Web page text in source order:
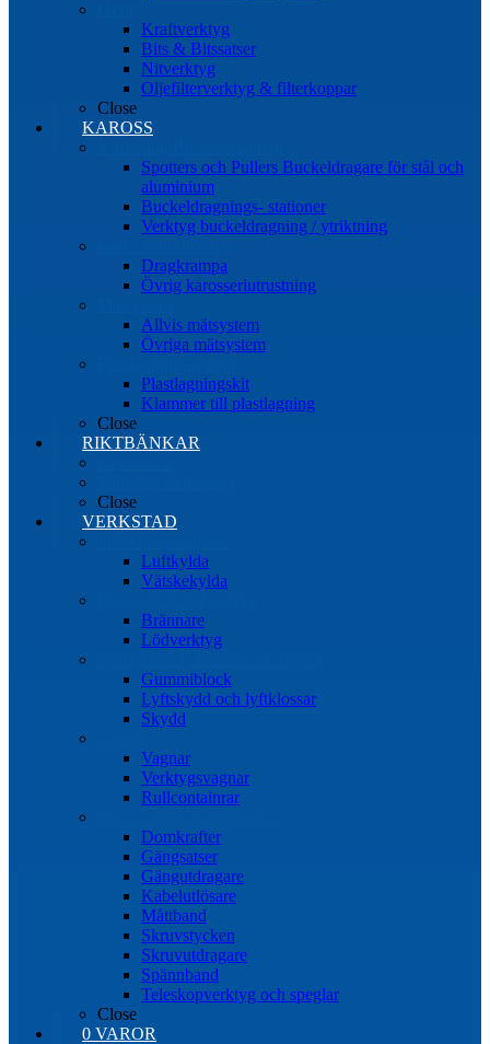
Kraftverktyg
Bits & Bitssatser
Nitverktyg
Oljefilterverktyg & filterkoppar
Close
KAROSS
Spotters och Pullers Buckeldragare för stål och
aluminium
Buckeldragnings- stationer
Verktyg buckeldragning / ytriktning
Dragkrampa
Övrig karosseriutrustning
Allvis mätsystem
Övriga mätsystem
Plastlagningskit
Klammer till plastlagning
Close
RIKTBÄNKAR
Close
VERKSTAD
Luftkylda
Vätskekylda
Brännare
Lödverktyg
Gummiblock
Lyftskydd och lyftklossar
Skydd
Vagnar
Verktygsvagnar
Rullcontainrar
Domkrafter
Gängsatser
Gängutdragare
Kabelutlösare
Måttband
Skruvstycken
Skruvutdragare
Spännband
Teleskopverktyg och speglar
Close
0 VAROR